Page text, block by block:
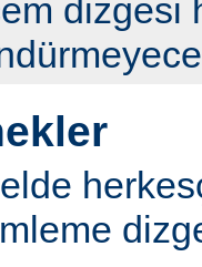
dizgesi